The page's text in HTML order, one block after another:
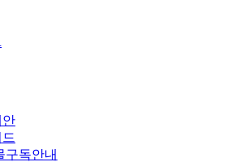
안
구독안내